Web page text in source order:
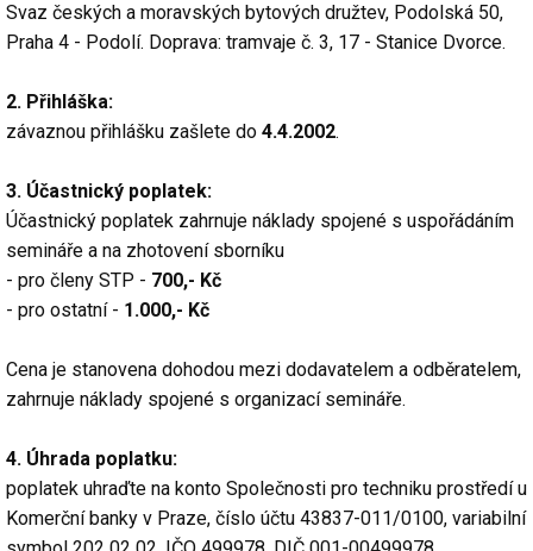
Svaz českých a moravských bytových družtev, Podolská 50,
Praha 4 - Podolí. Doprava: tramvaje č. 3, 17 - Stanice Dvorce.
2. Přihláška:
závaznou přihlášku zašlete do 4.4.2002.
3. Účastnický poplatek:
Účastnický poplatek zahrnuje náklady spojené s uspořádáním
semináře a na zhotovení sborníku
- pro členy STP - 700,- Kč
- pro ostatní - 1.000,- Kč
Cena je stanovena dohodou mezi dodavatelem a odběratelem,
zahrnuje náklady spojené s organizací semináře.
4. Úhrada poplatku:
poplatek uhraďte na konto Společnosti pro techniku prostředí u
Komerční banky v Praze, číslo účtu 43837-011/0100, variabilní